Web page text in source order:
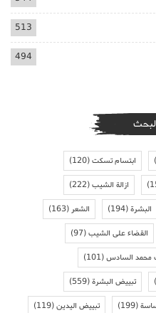
513
494
ابتسام تسكت(120)
ازالة الشيب(222)
البشرة(194) الشعر(163)
القضاء على الشيب(97)
محمد السادس(101)
تبييض البشرة(559)
(199) تبييض اليدين(119)